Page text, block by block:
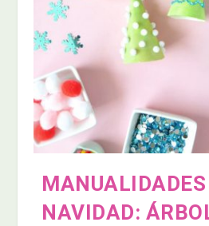
MANUALIDADES
NAVIDAD: